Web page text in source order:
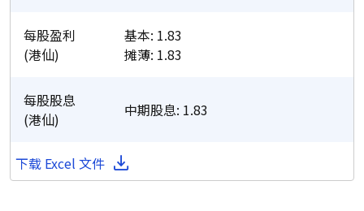
每股盈利
(港仙)
基本: 1.83
摊薄: 1.83
每股股息
(港仙)
中期股息: 1.83
下载 Excel 文件